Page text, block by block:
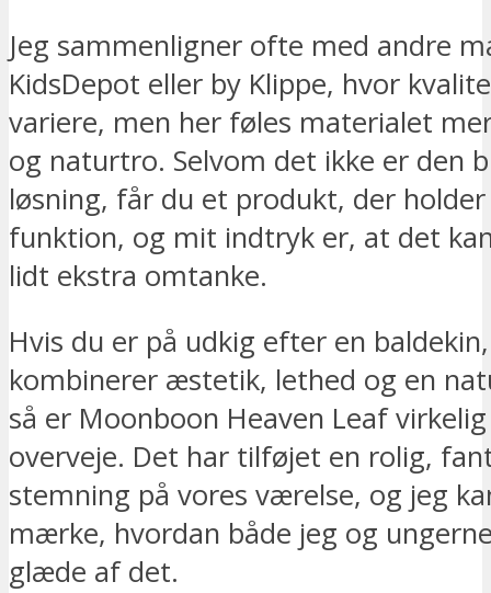
Jeg sammenligner ofte med andre
KidsDepot eller by Klippe, hvor
variere, men her føles materialet
og naturtro. Selvom det ikke er den
løsning, får du et produkt, der
funktion, og mit indtryk er, at det
lidt ekstra omtanke.
Hvis du er på udkig efter en
kombinerer æstetik, lethed og en
så er Moonboon Heaven Leaf
overveje. Det har tilføjet en rolig,
stemning på vores værelse, og jeg
mærke, hvordan både jeg og
glæde af det.